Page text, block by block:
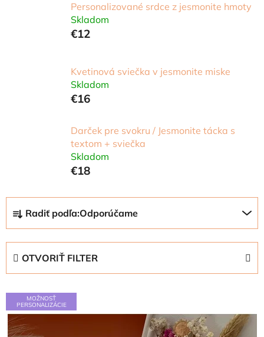
Personalizované srdce z jesmonite hmoty
Skladom
€12
Kvetinová sviečka v jesmonite miske
Skladom
€16
Darček pre svokru / Jesmonite tácka s
textom + sviečka
Skladom
€18
a
d
n
e
p
r
Radiť podľa:Odporúčame
OTVORIŤ FILTER
V
ý
p
MOŽNOSŤ
PERSONALIZÁCIE